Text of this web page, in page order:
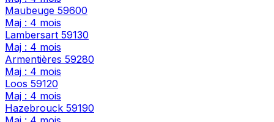
Maubeuge 59600
Maj : 4 mois
Lambersart 59130
Maj : 4 mois
Armentières 59280
Maj : 4 mois
Loos 59120
Maj : 4 mois
Hazebrouck 59190